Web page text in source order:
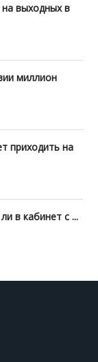
выходных в
миллион
приходить на
в кабинет с ...